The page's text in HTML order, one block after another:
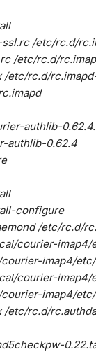
ssl.rc /etc/rc.d/
/etc/rc.d/
/etc/rc.d/
authlib-
authlib-0.62.4
configure
/etc/rc.d/
courier-imap4/
imap4/
courier-imap4/
imap4/
/etc/rc.d/